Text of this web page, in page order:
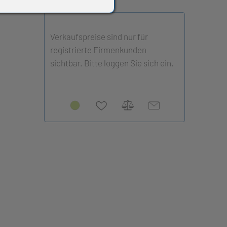
Verkaufspreise sind nur für
registrierte Firmenkunden
sichtbar. Bitte loggen Sie sich ein.